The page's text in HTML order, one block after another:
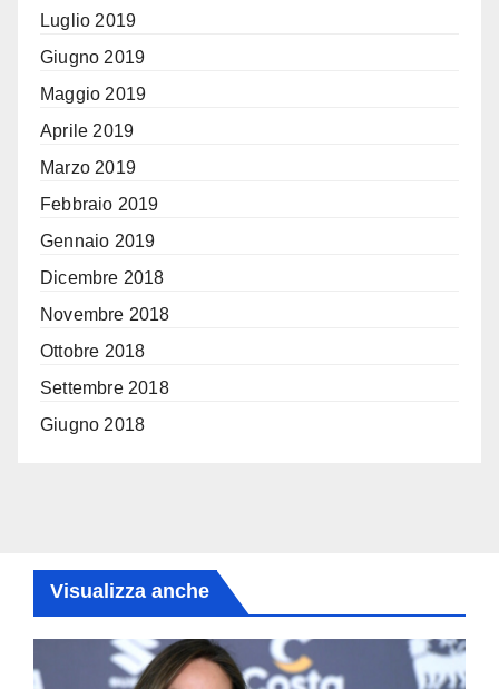
Luglio 2019
Giugno 2019
Maggio 2019
Aprile 2019
Marzo 2019
Febbraio 2019
Gennaio 2019
Dicembre 2018
Novembre 2018
Ottobre 2018
Settembre 2018
Giugno 2018
Visualizza anche